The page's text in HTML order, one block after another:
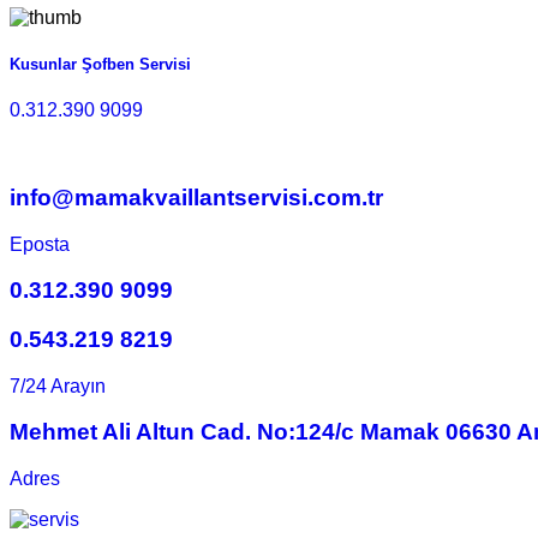
Kusunlar Şofben Servisi
0.312.390 9099
info@mamakvaillantservisi.com.tr
Eposta
0.312.390 9099
0.543.219 8219
7/24 Arayın
Mehmet Ali Altun Cad. No:124/c Mamak 06630
Adres